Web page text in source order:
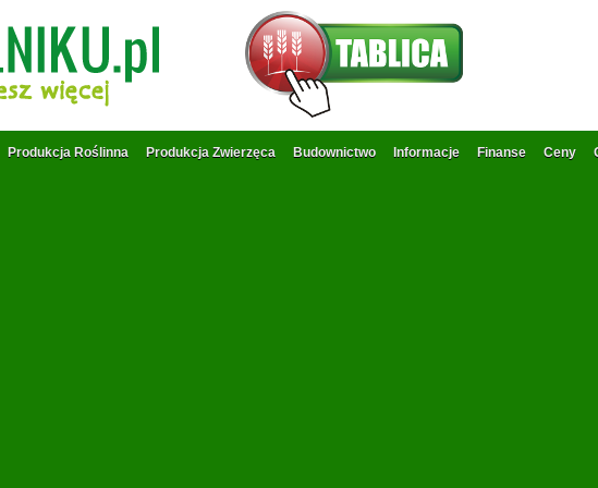
Produkcja Roślinna Produkcja Zwierzęca Budownictwo Informacje Finanse Ceny